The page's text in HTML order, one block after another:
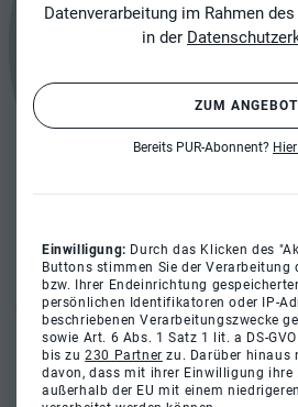
Datenverarbeitung im Rahmen
in der
ZUM ANGEBOT
Bereits PUR-Abonnent?
Einwilligung: Durch das Klicken des
Buttons stimmen Sie der Verarbeitung
bzw. Ihrer Endeinrichtung
persönlichen Identifikatoren oder IP-
beschriebenen Verarbeitungszwecke
sowie Art. 6 Abs. 1 Satz 1 lit. a DS-
bis zu230 Partner zu. Darüber hinaus
davon, dass mit ihrer Einwilligung ihre
außerhalb der EU mit einem